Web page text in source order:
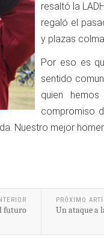
resaltó la
regaló el
y plazas
Por eso es
sentido
quien
compromiso
Nuestro mejor
futuro
PRÓXIMO
Un ataque a